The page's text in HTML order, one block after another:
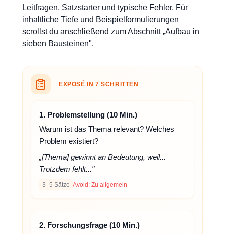
Leitfragen, Satzstarter und typische Fehler. Für
inhaltliche Tiefe und Beispielformulierungen
scrollst du anschließend zum Abschnitt „Aufbau in
sieben Bausteinen".
EXPOSÉ IN 7 SCHRITTEN
1. Problemstellung (10 Min.)
Warum ist das Thema relevant? Welches
Problem existiert?
„[Thema] gewinnt an Bedeutung, weil...
Trotzdem fehlt..."
3–5 Sätze Avoid: Zu allgemein
2. Forschungsfrage (10 Min.)